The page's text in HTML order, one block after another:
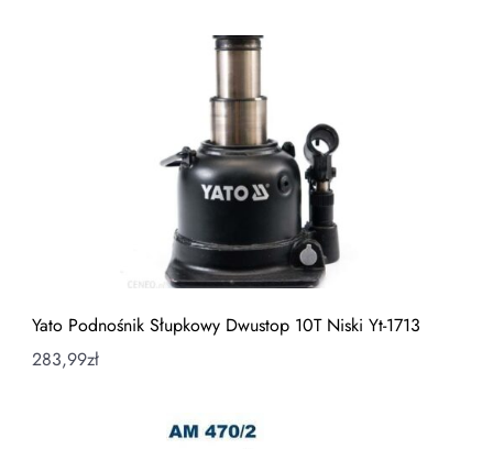
Yato Podnośnik Słupkowy Dwustop 10T Niski Yt-1713
283,99zł